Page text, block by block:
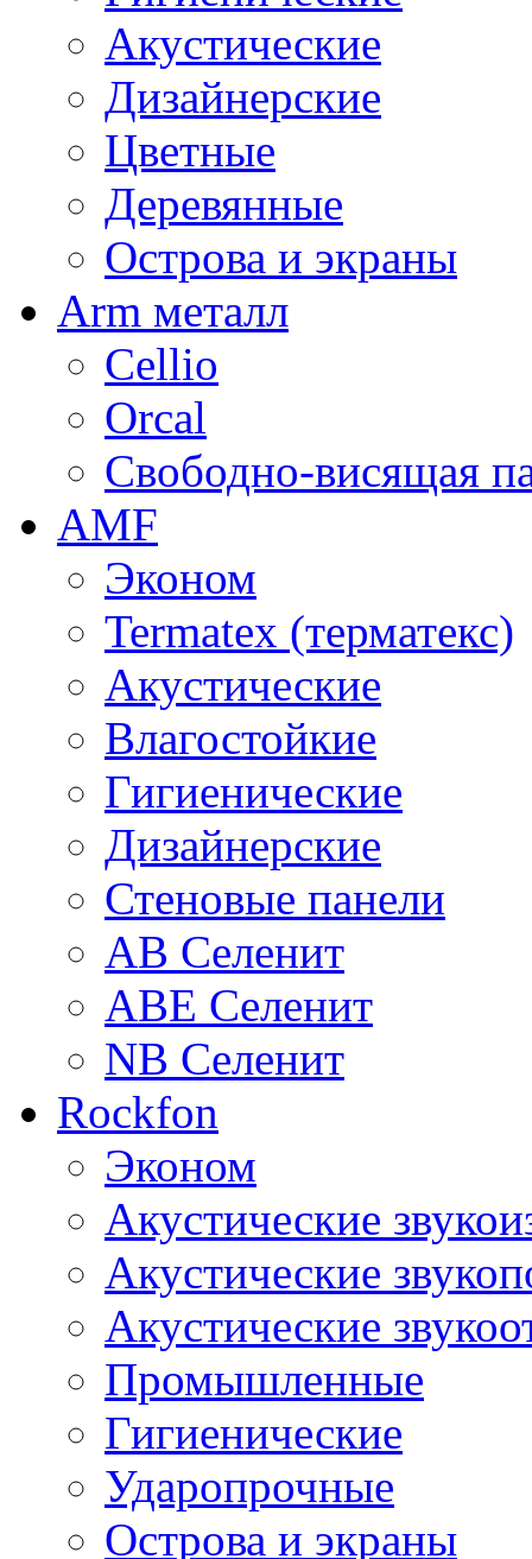
Акустические
Дизайнерские
Цветные
Деревянные
Острова и экраны
Arm металл
Cellio
Orcal
Свободно-висящая
AMF
Эконом
Termatex (терматекс)
Акустические
Влагостойкие
Гигиенические
Дизайнерские
Стеновые панели
AB Селенит
ABE Селенит
NB Селенит
Rockfon
Эконом
Акустические
Акустические
Акустические
Промышленные
Гигиенические
Ударопрочные
Острова и экраны